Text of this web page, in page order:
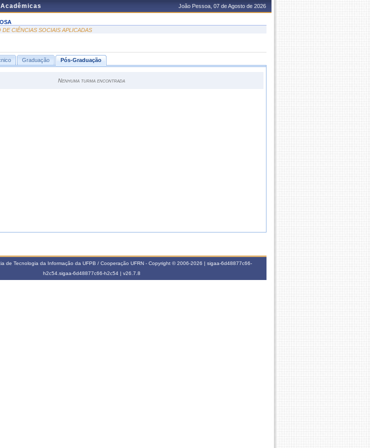
João Pessoa, 07 de Agosto de 2026
CIÊNCIAS SOCIAIS APLICADAS
Graduação Pós-Graduação
Nenhuma turma encontrada
de Tecnologia da Informação da UFPB / Cooperação UFRN - Copyright © 2006-2026 | sigaa-6d48877c66-
h2c54.sigaa-6d48877c66-h2c54 | v26.7.8